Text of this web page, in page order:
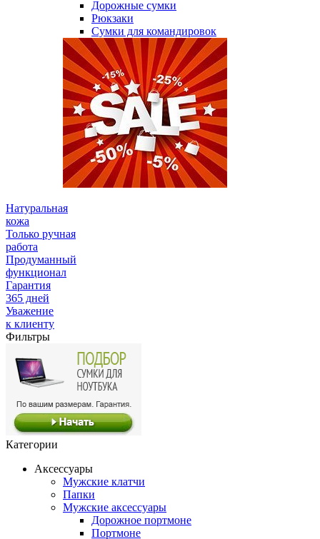
Дорожные сумки
Рюкзаки
Сумки для командировок
Натуральная
кожа
Только ручная
работа
Продуманный
функционал
Гарантия
365 дней
Уважение
к клиенту
Фильтры
Категории
Аксессуары
Мужские клатчи
Папки
Мужские аксессуары
Дорожное портмоне
Портмоне